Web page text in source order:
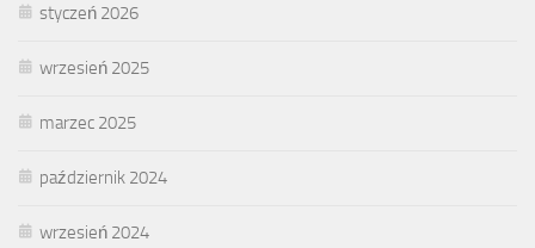
styczeń 2026
wrzesień 2025
marzec 2025
październik 2024
wrzesień 2024